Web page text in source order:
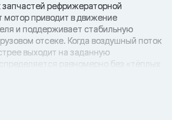
рефрижераторной
мотор приводит в движение
и поддерживает стабильную
отсеке. Когда воздушный поток
выходит на заданную
равномерно без «тёплых
увеличивается время выхода на